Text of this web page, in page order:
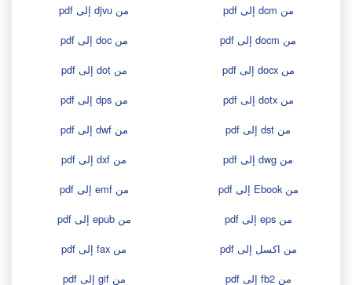
من dcm إلى pdf
من djvu إلى pdf
من docm إلى pdf
من doc إلى pdf
من docx إلى pdf
من dot إلى pdf
من dotx إلى pdf
من dps إلى pdf
من dst إلى pdf
من dwf إلى pdf
من dwg إلى pdf
من dxf إلى pdf
من Ebook إلى pdf
من emf إلى pdf
من eps إلى pdf
من epub إلى pdf
من اكسل إلى pdf
من fax إلى pdf
من fb2 إلى pdf
من gif إلى pdf